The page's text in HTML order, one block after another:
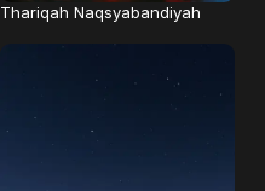
Thariqah Naqsyabandiyah